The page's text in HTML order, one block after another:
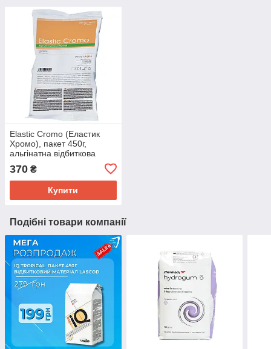
Elastic Cromo (Еластик
Хромо), пакет 450г,
альгінатна відбиткова
370 ₴
Купити
Подібні товари компанії